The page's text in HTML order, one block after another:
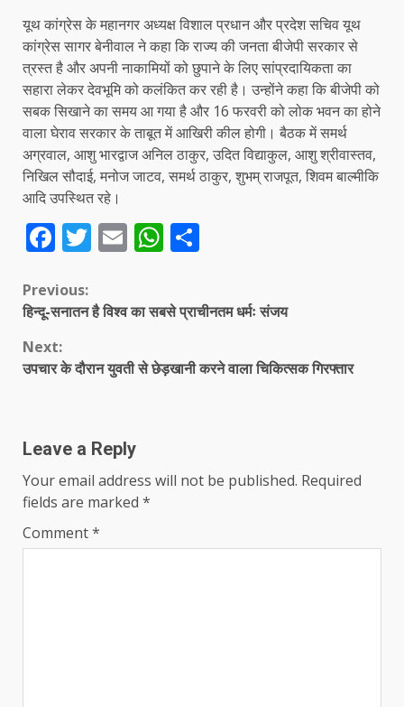
यूथ कांग्रेस के महानगर अध्यक्ष विशाल प्रधान और प्रदेश सचिव यूथ
कांग्रेस सागर बेनीवाल ने कहा कि राज्य की जनता बीजेपी सरकार से
त्रस्त है और अपनी नाकामियों को छुपाने के लिए सांप्रदायिकता का
सहारा लेकर देवभूमि को कलंकित कर रही है। उन्होंने कहा कि बीजेपी को
सबक सिखाने का समय आ गया है और 16 फरवरी को लोक भवन का होने
वाला घेराव सरकार के ताबूत में आखिरी कील होगी। बैठक में समर्थ
अग्रवाल, आशु भारद्वाज अनिल ठाकुर, उदित विद्याकुल, आशु श्रीवास्तव,
निखिल सौदाई, मनोज जाटव, समर्थ ठाकुर, शुभम् राजपूत, शिवम बाल्मीकि
आदि उपस्थित रहे।
Facebook
Twitter
EmailWhatsApp
Continue
Reading
Previous:
हिन्दू-सनातन है विश्व का सबसे प्राचीनतम धर्मः संजय
Next:
उपचार के दौरान युवती से छेड़खानी करने वाला चिकित्सक गिरफ्तार
Leave a Reply
Your email address will not be published. Required
fields are marked *
Comment*